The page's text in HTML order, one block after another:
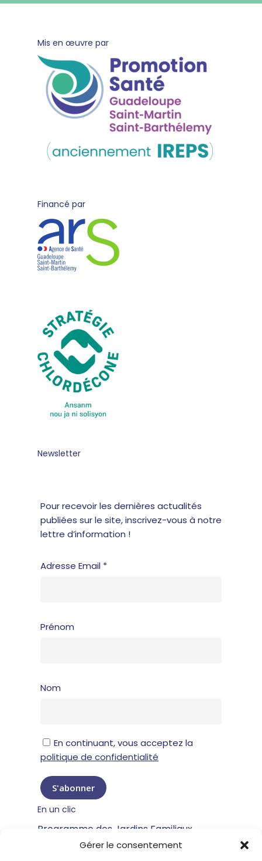
Gérer le consentement
pied
de
page
Mis en œuvre par
Financé par
Newsletter
Pour recevoir les dernières actualités
publiées sur le site, inscrivez-vous à notre
lettre d’information !
Adresse Email *
Prénom
Nom
En continuant, vous acceptez la
politique de confidentialité
En un clic
Programme des Jardins Familiaux